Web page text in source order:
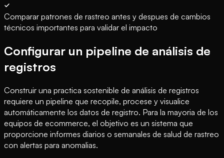
Comparar patrones de rastreo antes y despues de cambios
técnicos importantes para validar el impacto
Configurar un pipeline de análisis de
registros
Construir una practica sostenible de análisis de registros
requiere un pipeline que recopile, procese y visualice
automáticamente los datos de registro. Para la mayoria de los
equipos de ecommerce, el objetivo es un sistema que
proporcione informes diarios o semanales de salud de rastreo
con alertas para anomalias.